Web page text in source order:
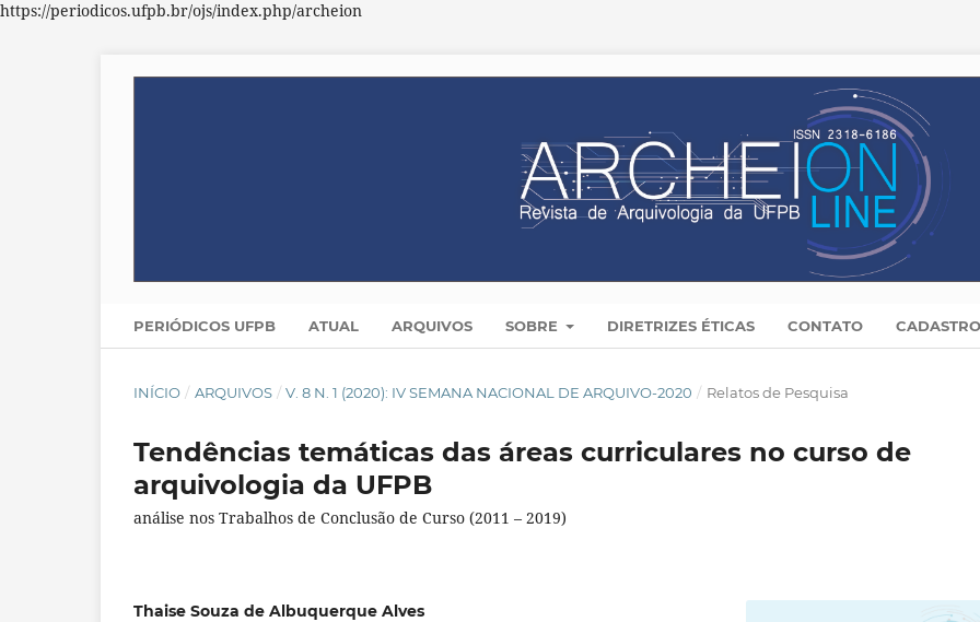
https://periodicos.ufpb.br/ojs/index.php/archeion
PERIÓDICOS UFPB ATUAL ARQUIVOS SOBRE DIRETRIZES ÉTICAS CONTATO
INÍCIO / ARQUIVOS / V. 8 N. 1 (2020): IV SEMANA NACIONAL DE ARQUIVO-2020 / Relatos de Pesquisa
Tendências temáticas das áreas curriculares no curso de
arquivologia da UFPB
análise nos Trabalhos de Conclusão de Curso (2011 – 2019)
Thaise Souza de Albuquerque Alves